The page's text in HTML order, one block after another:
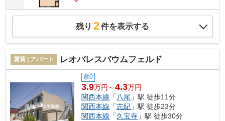
残り 2件を表示する
賃貸 | アパート レオパレスバウムフェルド
敷0
3.9万円～4.3万円
関西本線 「 八尾 」駅 徒歩11分
関西本線 「志紀 」駅 徒歩23分
関西本線 「久宝寺 」駅 徒歩30分